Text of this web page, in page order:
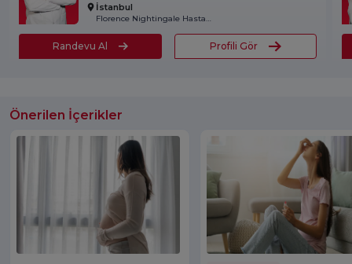
İstanbul
Florence Nightingale Hastanesi
Randevu Al Profili Gör
Önerilen İçerikler